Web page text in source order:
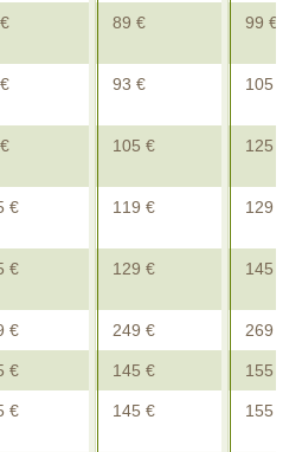
89 € 99 €
93 € 105 €
105 € 125 €
€ 119 € 129 €
€ 129 € 145 €
€ 249 € 269 €
€ 145 € 155 €
€ 145 € 155 €